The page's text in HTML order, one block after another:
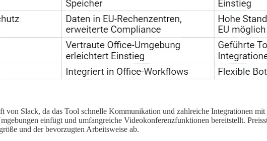
von Slack, da das Tool schnelle Kommunikation und zahlreiche Integrationen
einfügt und umfangreiche Videokonferenzfunktionen bereitstellt.
und der bevorzugten Arbeitsweise ab.